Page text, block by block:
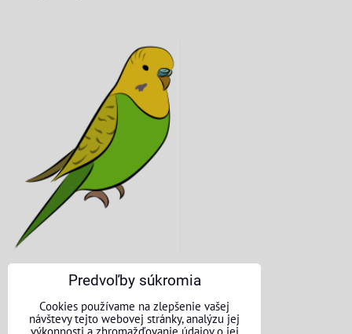
KONTAKTNÉ ÚDAJE
O nás
Predvoľby súkromia
Cookies používame na zlepšenie vašej
návštevy tejto webovej stránky, analýzu jej